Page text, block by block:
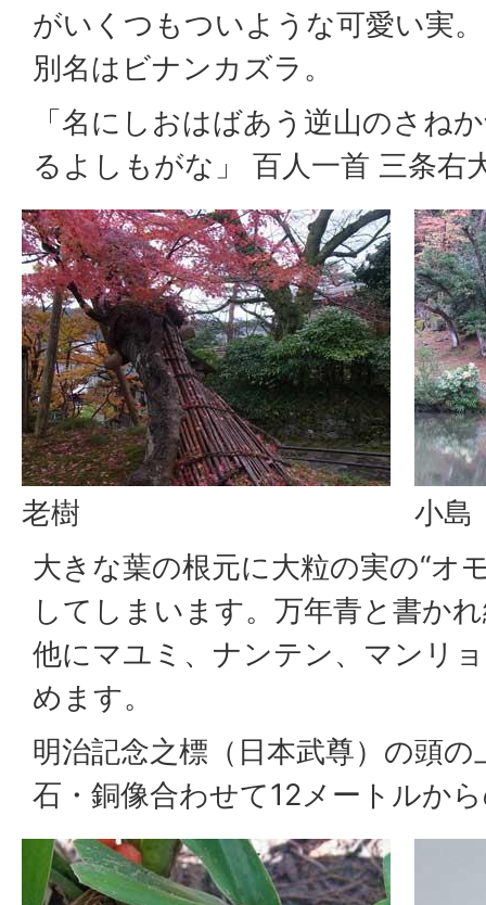
がいくつもついような可愛い実。
別名はビナンカズラ。
「名にしおはばあう逆山のさね
るよしもがな」 百人一首 三条右
老樹
小島
大きな葉の根元に大粒の実の“オ
してしまいます。万年青と書か
他にマユミ、ナンテン、マンリ
めます。
明治記念之標（日本武尊）の頭の
石・銅像合わせて12メートルか